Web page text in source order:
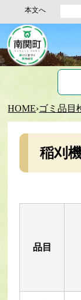
本文へ
HOME›ゴミ品目
稲刈
品目